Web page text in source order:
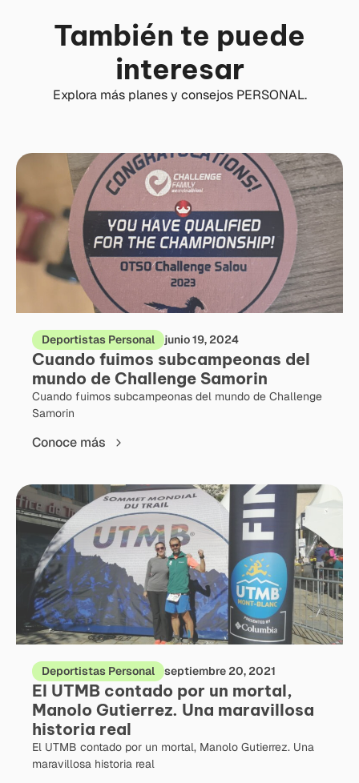
También te puede
interesar
Explora más planes y consejos PERSONAL.
Deportistas Personal junio 19, 2024
Cuando fuimos subcampeonas del
mundo de Challenge Samorin
Cuando fuimos subcampeonas del mundo de Challenge
Samorin
Conoce más
Deportistas Personal septiembre 20, 2021
El UTMB contado por un mortal,
Manolo Gutierrez. Una maravillosa
historia real
El UTMB contado por un mortal, Manolo Gutierrez. Una
maravillosa historia real